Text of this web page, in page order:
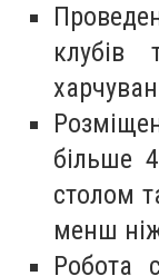
клубів
більше
столом
менш
Робота